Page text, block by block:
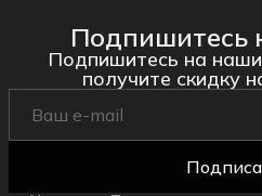
Подпишитесь
Подпишитесь на
получите скидку